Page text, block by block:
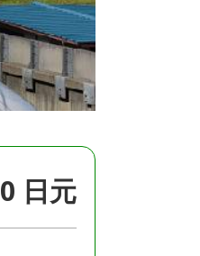
0 日元